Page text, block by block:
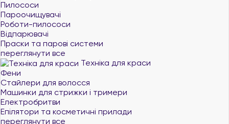
Пилососи
Пароочищувачі
Роботи-пилососи
Відпарювачі
Праски та парові системи
переглянути все
Техніка для краси
Фени
Стайлери для волосся
Машинки для стрижки і тримери
Електробритви
Епілятори та косметичні прилади
переглянути все